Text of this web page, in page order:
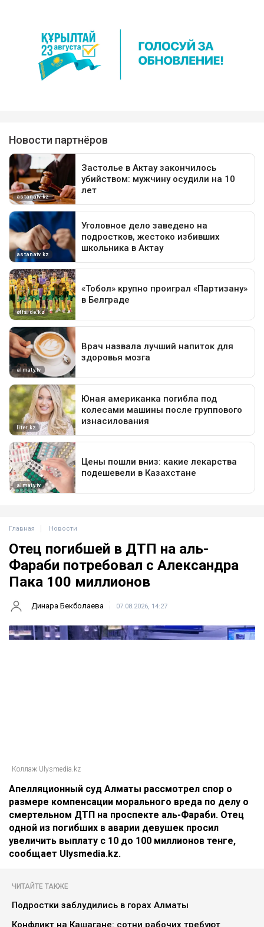
Главная Новости
Отец погибшей в ДТП на аль-
Фараби потребовал с Александра
Пака 100 миллионов
Динара Бекболаева 07.08.2026, 14:27
Коллаж Ulysmedia.kz
Апелляционный суд Алматы рассмотрел спор о
размере компенсации морального вреда по делу о
смертельном ДТП на проспекте аль-Фараби. Отец
одной из погибших в аварии девушек просил
увеличить выплату с 10 до 100 миллионов тенге,
сообщает Ulysmedia.kz.
ЧИТАЙТЕ ТАКЖЕ
Подростки заблудились в горах Алматы
Конфликт на Кашагане: сотни рабочих требуют